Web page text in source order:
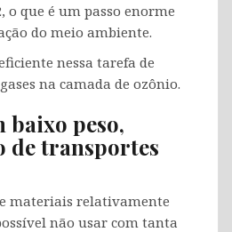
o que é um passo enorme
do meio ambiente.
nessa tarefa de
na camada de ozônio.
baixo peso,
de transportes
materiais relativamente
não usar com tanta